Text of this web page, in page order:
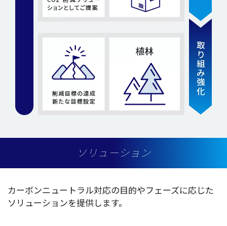
ソリューション
カーボンニュートラル対応の目的やフェーズに応じた
ソリューションを提供します。